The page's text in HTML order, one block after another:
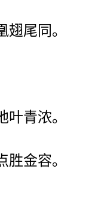
尾同。
青浓。
金容。